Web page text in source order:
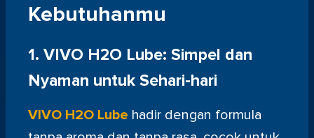
Kebutuhanmu
1. VIVO H2O Lube: Simpel dan
Nyaman untuk Sehari-hari
VIVO H2O Lube hadir dengan formula